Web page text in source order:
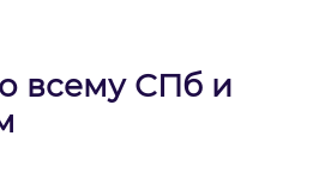
всему СПб и